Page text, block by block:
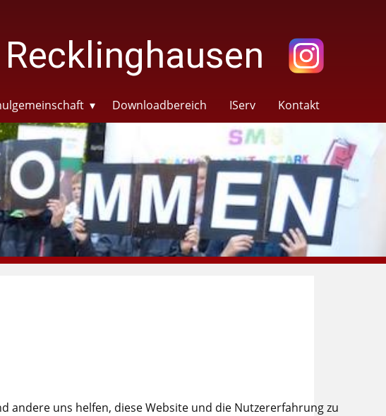
Downloadbereich IServ Kontakt
andere uns helfen, diese Website und die Nutzererfahrung zu